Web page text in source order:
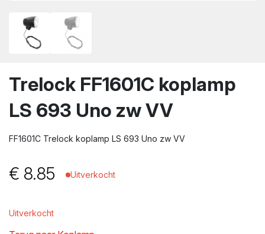
Trelock FF1601C koplamp
LS 693 Uno zw VV
FF1601C Trelock koplamp LS 693 Uno zw VV
€ 8.85 Uitverkocht
Uitverkocht